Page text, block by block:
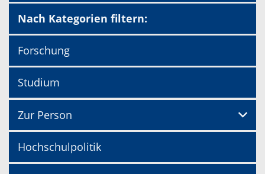
Nach Kategorien filtern:
Forschung
Studium
Zur Person
Hochschulpolitik